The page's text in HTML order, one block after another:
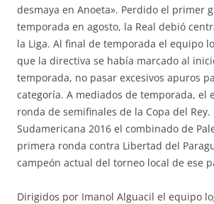
desmaya en Anoeta». Perdido el primer
temporada en agosto, la Real debió
la Liga. Al final de temporada el equipo
que la directiva se había marcado al
temporada, no pasar excesivos apuros
categoría. A mediados de temporada, el
ronda de semifinales de la Copa del Rey.
Sudamericana 2016 el combinado de
primera ronda contra Libertad del
campeón actual del torneo local de ese
Dirigidos por Imanol Alguacil el equipo